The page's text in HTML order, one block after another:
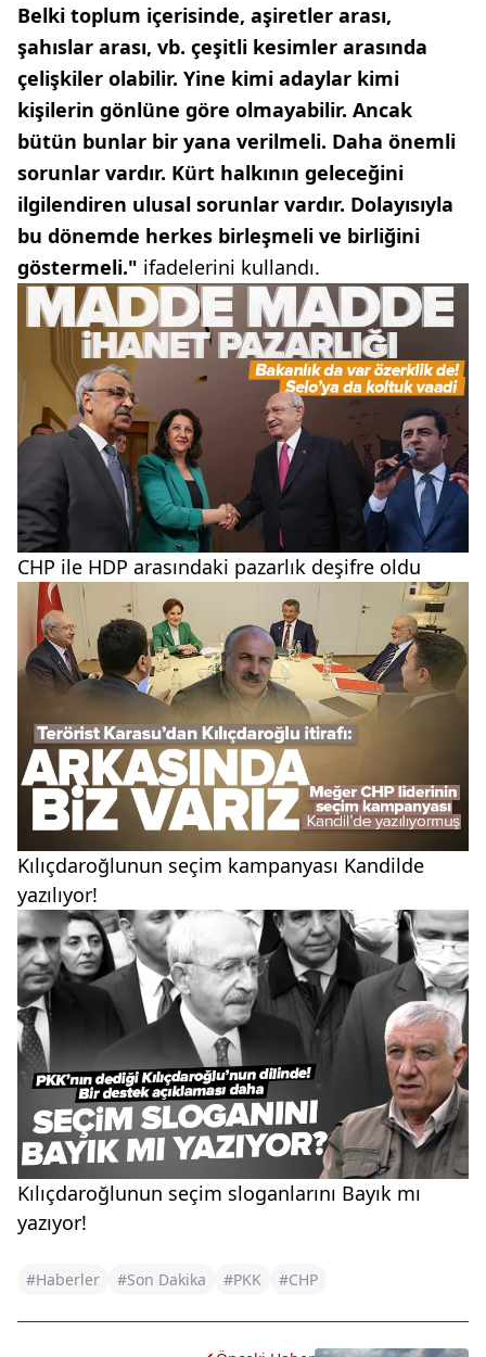
Belki toplum içerisinde, aşiretler arası,
şahıslar arası, vb. çeşitli kesimler arasında
çelişkiler olabilir. Yine kimi adaylar kimi
kişilerin gönlüne göre olmayabilir. Ancak
bütün bunlar bir yana verilmeli. Daha önemli
sorunlar vardır. Kürt halkının geleceğini
ilgilendiren ulusal sorunlar vardır. Dolayısıyla
bu dönemde herkes birleşmeli ve birliğini
göstermeli." ifadelerini kullandı.
CHP ile HDP arasındaki pazarlık deşifre oldu
Kılıçdaroğlunun seçim kampanyası Kandilde
yazılıyor!
Kılıçdaroğlunun seçim sloganlarını Bayık mı
yazıyor!
#Haberler #Son Dakika #PKK #CHP